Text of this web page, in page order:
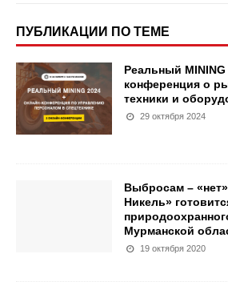
ПУБЛИКАЦИИ ПО ТЕМЕ
Реальный
конференция о
техники и
29 октября 2024
Выбросам –
Никель»
Мурманской
19 октября 2020